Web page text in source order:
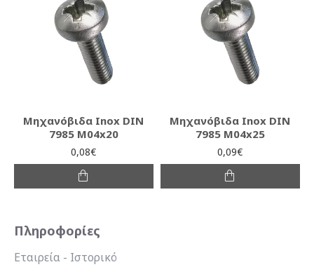
Μηχανόβιδα Inox DIN
7985 M04x20
0,08€
Μηχανόβιδα Inox DIN
7985 M04x25
0,09€
Πληροφορίες
Εταιρεία - Ιστορικό